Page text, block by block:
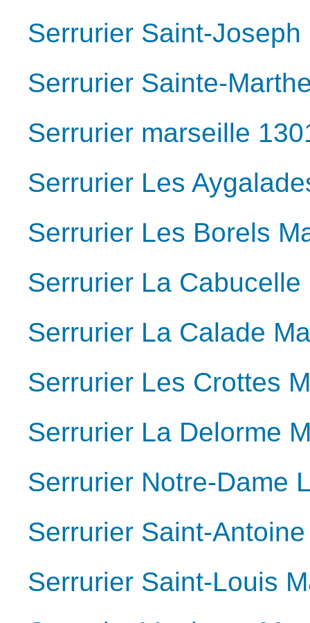
Serrurier Saint-
Serrurier Sainte-
Serrurier marseille
Serrurier Les
Serrurier Les Borels
Serrurier La
Serrurier La Calade
Serrurier Les Crottes
Serrurier La Delorme
Serrurier Notre-Dame
Serrurier Saint-
Serrurier Saint-Louis